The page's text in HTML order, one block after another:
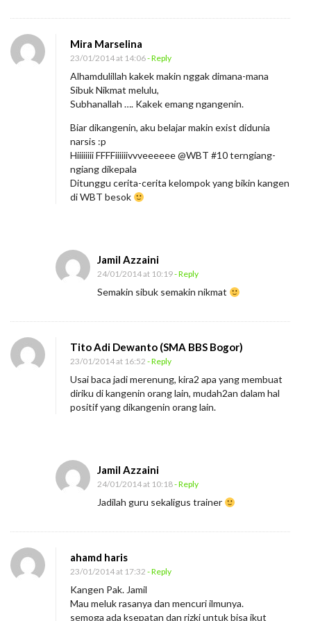
Mira Marselina
23/01/2014 at 14:06- Reply
Alhamdulillah kakek makin nggak dimana-mana
Sibuk Nikmat melulu,
Subhanallah …. Kakek emang ngangenin.
Biar dikangenin, aku belajar makin exist didunia
narsis :p
Hiiiiiiii FFFFiiiiiivvveeeeee @WBT #10 terngiang-
ngiang dikepala
Ditunggu cerita-cerita kelompok yang bikin kangen
di WBT besok
Jamil Azzaini
24/01/2014 at 10:19- Reply
Semakin sibuk semakin nikmat
Tito Adi Dewanto (SMA BBS Bogor)
23/01/2014 at 16:52 - Reply
Usai baca jadi merenung, kira2 apa yang membuat
diriku di kangenin orang lain, mudah2an dalam hal
positif yang dikangenin orang lain.
Jamil Azzaini
24/01/2014 at 10:18- Reply
Jadilah guru sekaligus trainer
ahamd haris
23/01/2014 at 17:32 - Reply
Kangen Pak. Jamil
Mau meluk rasanya dan mencuri ilmunya.
semoga ada ksepatan dan rizki untuk bisa ikut